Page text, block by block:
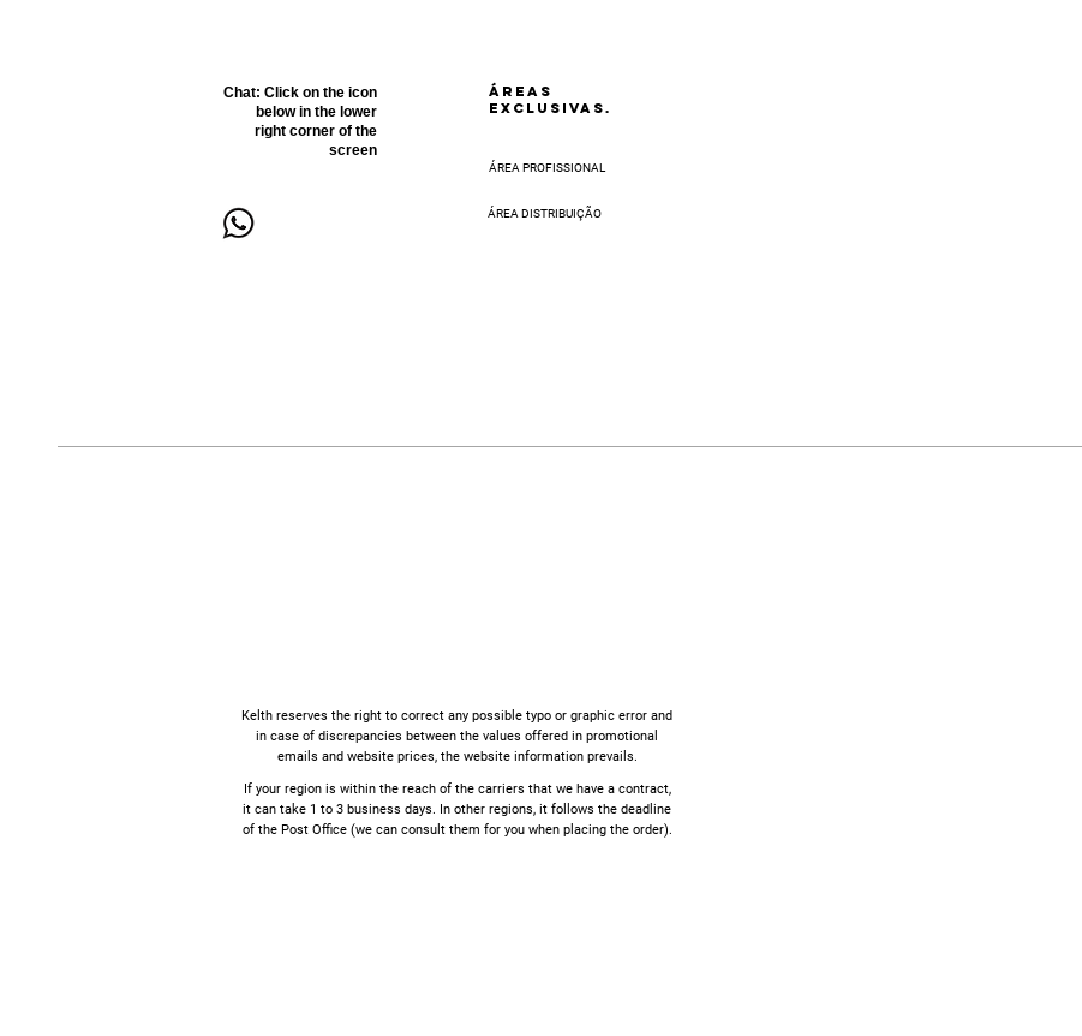
Chat: Click on the icon
below in the lower
right corner of the
screen
ÁREAS
EXCLUSIVAS.
ÁREA PROFISSIONAL
ÁREA DISTRIBUIÇÃO
Kelth reserves the right to correct any possible typo or graphic error and
in case of discrepancies between the values ​​offered in promotional
emails and website prices, the website information prevails.
If your region is within the reach of the carriers that we have a contract,
it can take 1 to 3 business days. In other regions, it follows the deadline
of the Post Office (we can consult them for you when placing the order).